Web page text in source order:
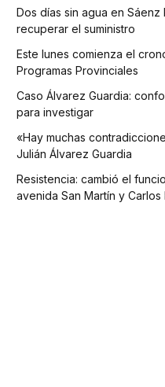
Dos días sin agua en
recuperar el suministro
Este lunes comienza el
Programas Provinciales
Caso Álvarez Guardia:
para investigar
«Hay muchas
Julián Álvarez Guardia
Resistencia: cambió el
avenida San Martín y Carlos